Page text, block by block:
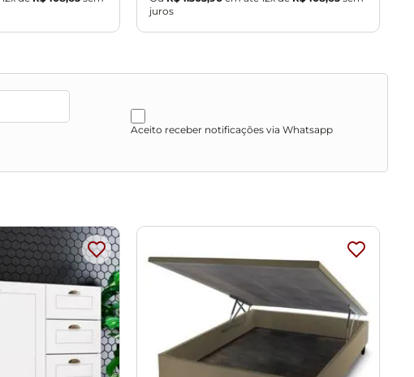
juros
Aceito receber notificações via Whatsapp